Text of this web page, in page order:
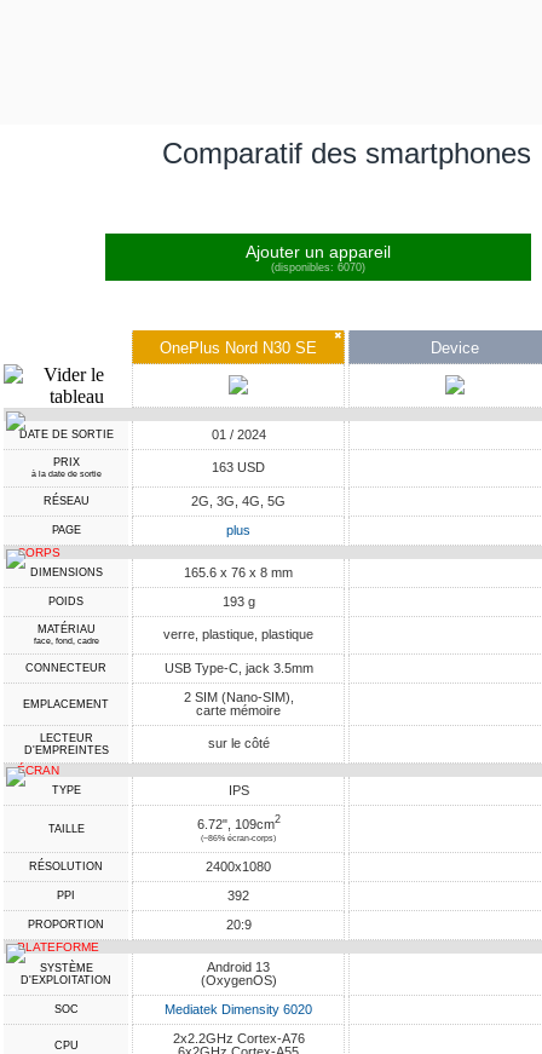
Comparatif des smartphones
Ajouter un appareil
(disponibles: 6070)
✖
OnePlus Nord N30 SE Device
DATE DE SORTIE 01 / 2024
PRIX
à la date de sortie 163 USD
RÉSEAU 2G, 3G, 4G, 5G
PAGE plus
CORPS
DIMENSIONS 165.6 x 76 x 8 mm
POIDS 193 g
MATÉRIAU
face, fond, cadre verre, plastique, plastique
CONNECTEUR USB Type-C, jack 3.5mm
EMPLACEMENT
2 SIM (Nano-SIM),
carte mémoire
LECTEUR
D'EMPREINTES
sur le côté
ÉCRAN
TYPE IPS
TAILLE 6.72", 109cm2
(~86% écran-corps)
RÉSOLUTION 2400x1080
PPI 392
PROPORTION 20:9
PLATEFORME
SYSTÈME
D'EXPLOITATION
Android 13
(OxygenOS)
SOC Mediatek Dimensity 6020
CPU
2x2.2GHz Cortex-A76